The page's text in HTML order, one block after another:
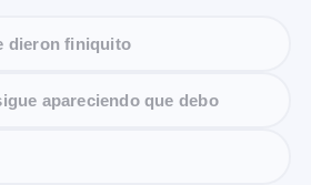
dieron finiquito
apareciendo que debo